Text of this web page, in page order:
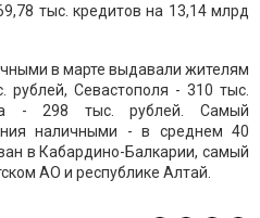
тыс. кредитов на 13,14 млрд
в марте выдавали жителям
Севастополя - 310 тыс.
- 298 тыс. рублей. Самый
наличными - в среднем 40
в Кабардино-Балкарии, самый
АО и республике Алтай.